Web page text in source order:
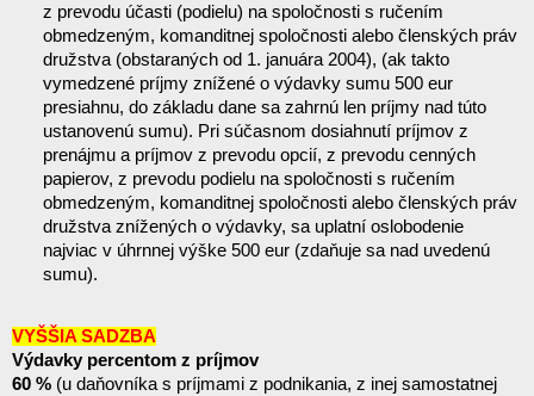
z prevodu účasti (podielu) na spoločnosti s ručením
obmedzeným, komanditnej spoločnosti alebo členských práv
družstva (obstaraných od 1. januára 2004), (ak takto
vymedzené príjmy znížené o výdavky sumu 500 eur
presiahnu, do základu dane sa zahrnú len príjmy nad túto
ustanovenú sumu). Pri súčasnom dosiahnutí príjmov z
prenájmu a príjmov z prevodu opcií, z prevodu cenných
papierov, z prevodu podielu na spoločnosti s ručením
obmedzeným, komanditnej spoločnosti alebo členských práv
družstva znížených o výdavky, sa uplatní oslobodenie
najviac v úhrnnej výške 500 eur (zdaňuje sa nad uvedenú
sumu).
VYŠŠIA SADZBA
Výdavky percentom z príjmov
60 % (u daňovníka s príjmami z podnikania, z inej samostatnej